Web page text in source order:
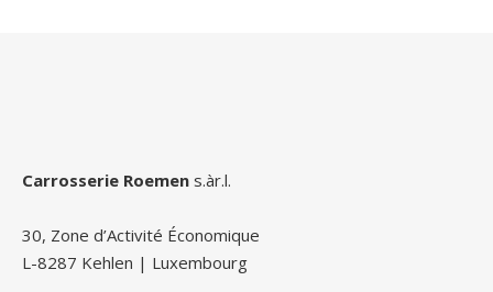
Carrosserie Roemen s.àr.l.
30, Zone d’Activité Économique
L-8287 Kehlen | Luxembourg